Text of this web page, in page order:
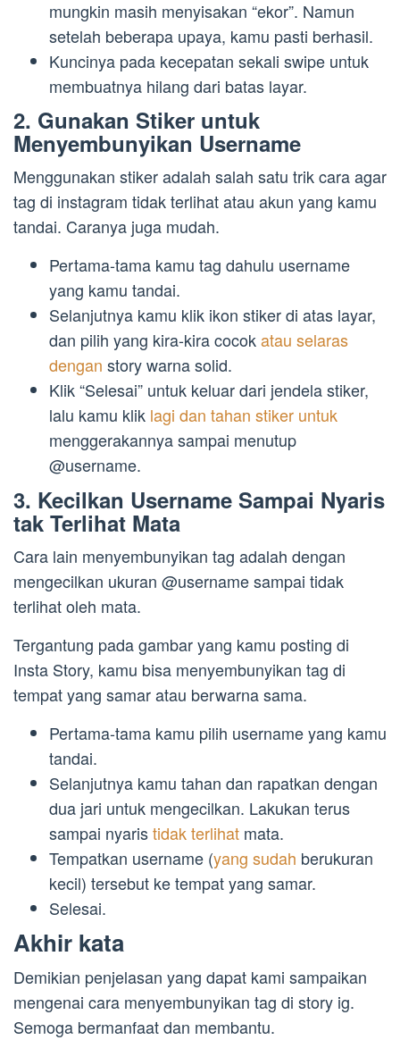
mungkin masih menyisakan “ekor”. Namun
setelah beberapa upaya, kamu pasti berhasil.
Kuncinya pada kecepatan sekali swipe untuk
membuatnya hilang dari batas layar.
2. Gunakan Stiker untuk
Menyembunyikan Username
Menggunakan stiker adalah salah satu trik cara agar
tag di instagram tidak terlihat atau akun yang kamu
tandai. Caranya juga mudah.
Pertama-tama kamu tag dahulu username
yang kamu tandai.
Selanjutnya kamu klik ikon stiker di atas layar,
dan pilih yang kira-kira cocokatau selaras
dengan story warna solid.
Klik “Selesai” untuk keluar dari jendela stiker,
lalu kamu klik lagi dan tahan stiker untuk
menggerakannya sampai menutup
@username.
3. Kecilkan Username Sampai Nyaris
tak Terlihat Mata
Cara lain menyembunyikan tag adalah dengan
mengecilkan ukuran @username sampai tidak
terlihat oleh mata.
Tergantung pada gambar yang kamu posting di
Insta Story, kamu bisa menyembunyikan tag di
tempat yang samar atau berwarna sama.
Pertama-tama kamu pilih username yang kamu
tandai.
Selanjutnya kamu tahan dan rapatkan dengan
dua jari untuk mengecilkan. Lakukan terus
sampai nyaristidak terlihat mata.
Tempatkan username (yang sudah berukuran
kecil) tersebut ke tempat yang samar.
Selesai.
Akhir kata
Demikian penjelasan yang dapat kami sampaikan
mengenai cara menyembunyikan tag di story ig.
Semoga bermanfaat dan membantu.